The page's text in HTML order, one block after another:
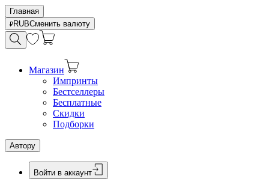
Главная
RUBСменить валюту
Магазин
Импринты
Бестселлеры
Бесплатные
Скидки
Подборки
Автору
Войти в аккаунт